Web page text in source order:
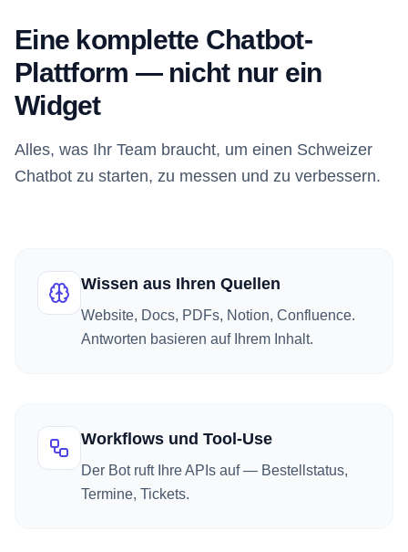
Eine komplette Chatbot-
Plattform — nicht nur ein
Widget
Alles, was Ihr Team braucht, um einen Schweizer
Chatbot zu starten, zu messen und zu verbessern.
Wissen aus Ihren Quellen
Website, Docs, PDFs, Notion, Confluence.
Antworten basieren auf Ihrem Inhalt.
Workflows und Tool-Use
Der Bot ruft Ihre APIs auf — Bestellstatus,
Termine, Tickets.